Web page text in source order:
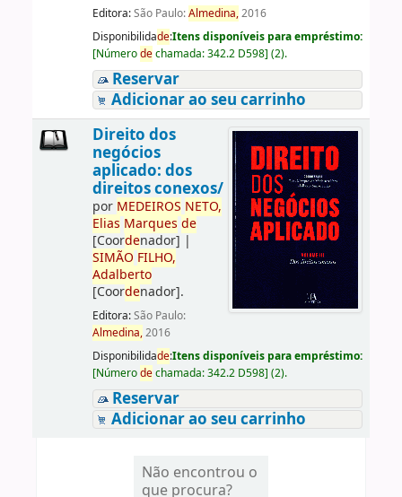
Editora:São Paulo:Almedina,2016
Disponibilidade:Itens disponíveis para empréstimo:
[Númerodechamada:342.2 D598] (2).
Reservar
Adicionar ao seu carrinho
Direito dos
negócios
aplicado: dos
direitos conexos/
por MEDEIROS NETO,
Elias Marques de
[Coordenador] |
SIMÃO FILHO,
Adalberto
[Coordenador].
Editora:São Paulo:
Almedina,2016
Disponibilidade:Itens disponíveis para empréstimo:
[Númerodechamada:342.2 D598] (2).
Reservar
Adicionar ao seu carrinho
Não encontrou o
que procura?